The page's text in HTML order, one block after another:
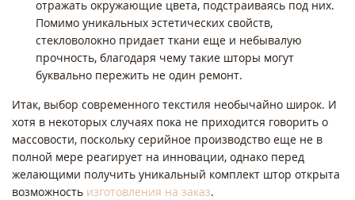
отражать окружающие цвета, подстраиваясь под них.
Помимо уникальных эстетических свойств,
стекловолокно придает ткани еще и небывалую
прочность, благодаря чему такие шторы могут
буквально пережить не один ремонт.
Итак, выбор современного текстиля необычайно широк. И
хотя в некоторых случаях пока не приходится говорить о
массовости, поскольку серийное производство еще не в
полной мере реагирует на инновации, однако перед
желающими получить уникальный комплект штор открыта
возможность изготовления на заказ.